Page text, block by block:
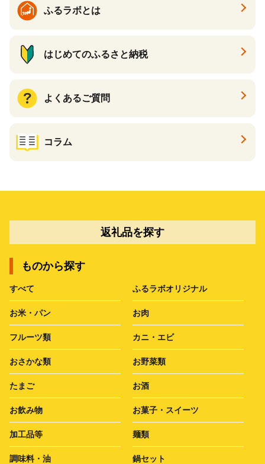
ふるラボとは
はじめてのふるさと納税
よくあるご質問
コラム
返礼品を探す
ものから探す
すべて ふるラボオリジナル
お米・パン お肉
フルーツ類 カニ・エビ
おさかな類 お野菜類
たまご お酒
お飲み物 お菓子・スイーツ
加工品等 麺類
調味料・油 鍋セット